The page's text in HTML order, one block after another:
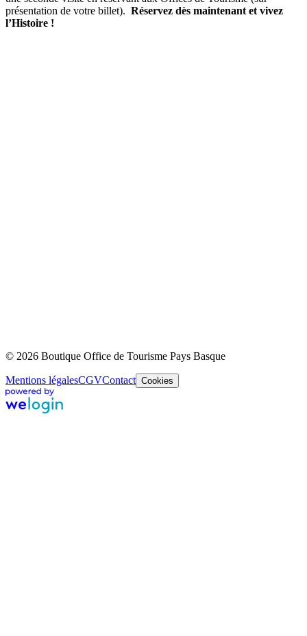
présentation de votre billet). Réservez dès maintenant et vivez
l’Histoire !
© 2026 Boutique Office de Tourisme Pays Basque
Mentions légalesCGVContact Cookies